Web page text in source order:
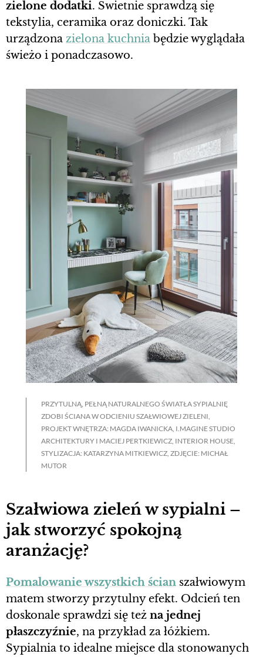
zielone dodatki. Świetnie sprawdzą się
tekstylia, ceramika oraz doniczki. Tak
urządzona zielona kuchnia będzie wyglądała
świeżo i ponadczasowo.
PRZYTULNĄ, PEŁNĄ NATURALNEGO ŚWIATŁA SYPIALNIĘ
ZDOBI ŚCIANA W ODCIENIU SZAŁWIOWEJ ZIELENI,
PROJEKT WNĘTRZA: MAGDA IWANICKA, I.MAGINE STUDIO
ARCHITEKTURY I MACIEJ PERTKIEWICZ, INTERIOR HOUSE,
STYLIZACJA: KATARZYNA MITKIEWICZ, ZDJĘCIE: MICHAŁ
MUTOR
Szałwiowa zieleń w sypialni –
jak stworzyć spokojną
aranżację?
Pomalowanie wszystkich ścian szałwiowym
matem stworzy przytulny efekt. Odcień ten
doskonale sprawdzi się też na jednej
płaszczyźnie, na przykład za łóżkiem.
Sypialnia to idealne miejsce dla stonowanych